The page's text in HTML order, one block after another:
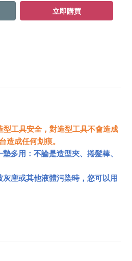
立即購買
型工具安全，對造型工具不會造成
造成任何划痕。
多用：不論是造型夾、捲髮棒、
塵或其他液體污染時，您可以用